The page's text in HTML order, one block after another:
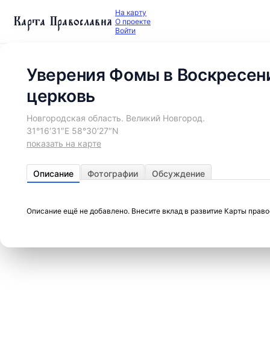
Карта Православия На карту
О проекте
Войти
Уверения Фомы в
церковь
Новгородская область. Великий Новгород.
31°16′31″E 58°30′27″N
показать на карте
Описание Фотографии Обсуждение
Описание ещё не добавлено. Внесите вклад в развитие Карты